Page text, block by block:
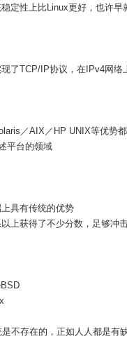
定性上比Linux更好，也许早
了TCP/IP协议，在IPv4网络
／AIX／HP UNIX等优势
平台的领域
具有传统的优势
上获得了不少分数，足够冲
不存在的，正如人人都是有